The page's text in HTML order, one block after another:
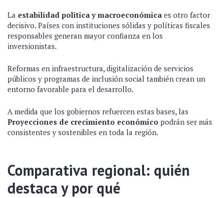
La estabilidad política y macroeconómica es otro factor
decisivo. Países con instituciones sólidas y políticas fiscales
responsables generan mayor confianza en los
inversionistas.
Reformas en infraestructura, digitalización de servicios
públicos y programas de inclusión social también crean un
entorno favorable para el desarrollo.
A medida que los gobiernos refuercen estas bases, las
Proyecciones de crecimiento económico podrán ser más
consistentes y sostenibles en toda la región.
Comparativa regional: quién
destaca y por qué